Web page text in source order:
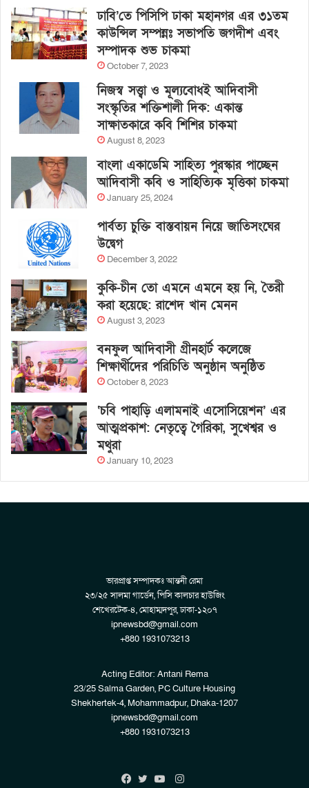
ঢাবি’তে পিসিপি ঢাকা মহানগর এর ৩১তম
কাউন্সিল সম্পন্নঃ সভাপতি জগদীশ এবং
সম্পাদক শুভ চাকমা
October 7, 2023
নিজস্ব সত্ত্বা ও মূল্যবোধই আদিবাসী
সংস্কৃতির শক্তিশালী দিক: একান্ত
সাক্ষাতকারে কবি শিশির চাকমা
August 8, 2023
বাংলা একাডেমি সাহিত্য পুরস্কার পাচ্ছেন
আদিবাসী কবি ও সাহিত্যিক মৃত্তিকা চাকমা
January 25, 2024
পার্বত্য চুক্তি বাস্তবায়ন নিয়ে জাতিসংঘের
উদ্বেগ
December 3, 2022
কুকি-চীন তো এমনে এমনে হয় নি, তৈরী
করা হয়েছে: রাশেদ খান মেনন
August 3, 2023
বনফুল আদিবাসী গ্রীনহার্ট কলেজে
শিক্ষার্থীদের পরিচিতি অনুষ্ঠান অনুষ্ঠিত
October 8, 2023
‘চবি পাহাড়ি এলামনাই এসোসিয়েশন’ এর
আত্মপ্রকাশ: নেতৃত্বে গৈরিকা, সুখেশ্বর ও
মথুরা
January 10, 2023
ভারপ্রাপ্ত সম্পাদকঃ আন্তনী রেমা
২৩/২৫ সালমা গার্ডেন, পিসি কালচার হাউজিং
শেখেরটেক-৪, মোহাম্মদপুর, ঢাকা-১২০৭
ipnewsbd@gmail.com
+880 1931073213
Acting Editor: Antani Rema
23/25 Salma Garden, PC Culture Housing
Shekhertek-4, Mohammadpur, Dhaka-1207
ipnewsbd@gmail.com
+880 1931073213
Instagram